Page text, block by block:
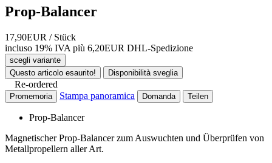
Prop-Balancer
17,90EUR / Stück
incluso 19% IVA più 6,20EUR DHL-Spedizione
scegli variante
Questo articolo esaurito!
Disponibilità sveglia
Re-ordered
Promemoria Stampa panoramica Domanda Teilen
Prop-Balancer
Magnetischer Prop-Balancer zum Auswuchten und Überprüfen von
Metallpropellern aller Art.